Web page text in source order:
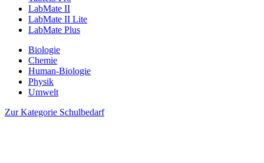
LabMate II
LabMate II Lite
LabMate Plus
Biologie
Chemie
Human-Biologie
Physik
Umwelt
Zur Kategorie Schulbedarf